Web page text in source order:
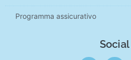
Programma assicurativo
Social